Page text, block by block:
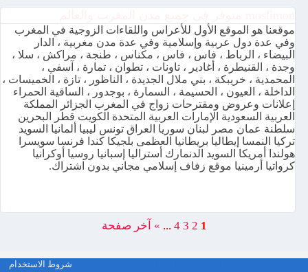
موقعنا هو الموقع الأول للأعراس واللقاءات الزوجية في المغرب
وفي عدة دول عربية وإسلامية وفي عدة مدن مغربية ، الدار
البيضاء ، الرباط ، فاس ، فاس ، مكناس ، طنجة ، مراكش ، سلا ،
وجدة ، القنيطرة ، أغادير ، تاونات ، تطوان ، تمارة ، آسفي ،
المحمدية ، خريبكة ، بني ملال الجديدة ، الناظور ، تازة ، الخميسات ،
الداخلة ، العيون ، الحسيمة ، السمارة ، بوجدور ، الساقية الحمراء
إعلانات وعروض ومقترحات زواج في المغرب الجزائر المملكة
العربية السعودية الإمارات العربية المتحدة الكويت قطر البحرين
سلطنة عمان مصر لبنان سوريا العراق تونس ليبيا ألمانيا السويد
تركيا النمسا إيطاليا بريطانيا العظمى بلجيكا كندا فرنسا سويسرا
هولندا أمريكا السويد الدنمارك أستراليا إسبانيا روسيا أوكرانيا
كرواتيا أرمينيا موقع زفاف إسلامي مجاني بدون اشتراك.
1
2
3
4
...
» آخر صفحة
شروط الاستخدام